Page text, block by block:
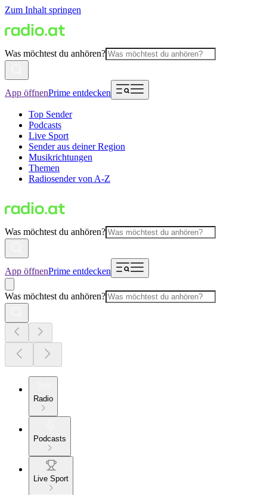
Zum Inhalt springen
Was möchtest du anhören?
App öffnenPrime entdecken
Top Sender
Podcasts
Live Sport
Sender aus deiner Region
Musikrichtungen
Themen
Radiosender von A-Z
Was möchtest du anhören?
App öffnenPrime entdecken
Was möchtest du anhören?
Radio
Podcasts
Live Sport